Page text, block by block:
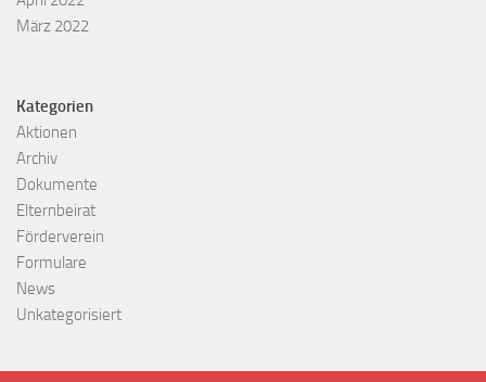
März 2022
Kategorien
Aktionen
Archiv
Dokumente
Elternbeirat
Förderverein
Formulare
News
Unkategorisiert